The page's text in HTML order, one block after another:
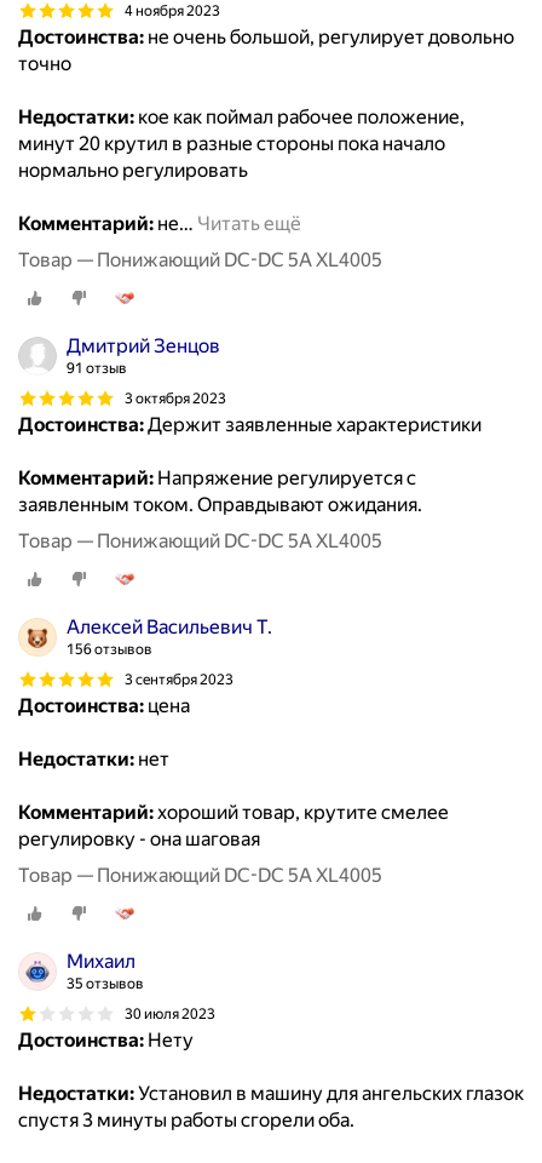
4 ноября 2023
Достоинства: не очень большой, регулирует довольно
точно
Недостатки: кое как поймал рабочее положение,
минут 20 крутил в разные стороны пока начало
нормально регулировать
Комментарий: не… Читать ещё
Товар — Понижающий DC-DC 5A XL4005
Дмитрий Зенцов
91 отзыв
3 октября 2023
Достоинства:Держит заявленные характеристики
Комментарий: Напряжение регулируется с
заявленным током. Оправдывают ожидания.
Товар — Понижающий DC-DC 5A XL4005
Алексей Васильевич Т.
156 отзывов
3 сентября 2023
Достоинства: цена
Недостатки: нет
Комментарий:хороший товар, крутите смелее
регулировку - она шаговая
Товар — Понижающий DC-DC 5A XL4005
Михаил
35 отзывов
30 июля 2023
Достоинства: Нету
Недостатки:Установил в машину для ангельских глазок
спустя 3 минуты работы сгорели оба.